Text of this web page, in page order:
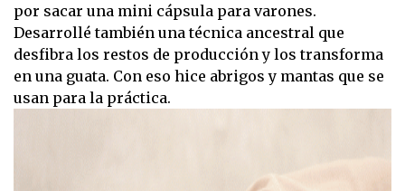
por sacar una mini cápsula para varones.
Desarrollé también una técnica ancestral que
desfibra los restos de producción y los transforma
en una guata. Con eso hice abrigos y mantas que se
usan para la práctica.